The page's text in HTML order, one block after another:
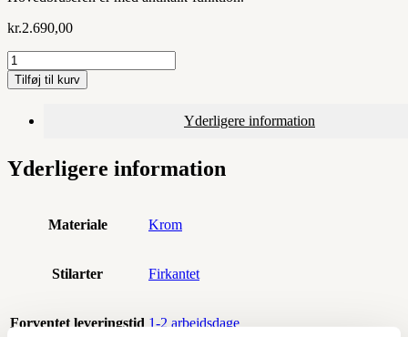
kr.2.690,00
Paffoni
City
brusehoved
krom
x
Tilføj til kurv
Yderligere information
Yderligere information
Materiale Krom
Stilarter Firkantet
Forventet leveringstid 1-2 arbejdsdage